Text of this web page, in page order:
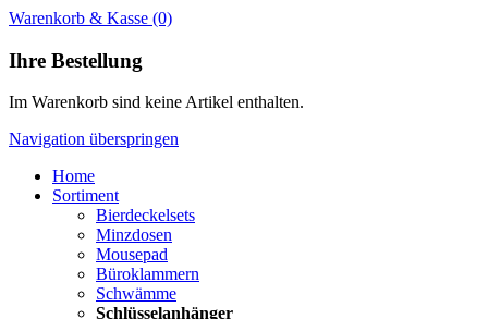
Warenkorb & Kasse (0)
Ihre Bestellung
Im Warenkorb sind keine Artikel enthalten.
Navigation überspringen
Home
Sortiment
Bierdeckelsets
Minzdosen
Mousepad
Büroklammern
Schwämme
Schlüsselanhänger